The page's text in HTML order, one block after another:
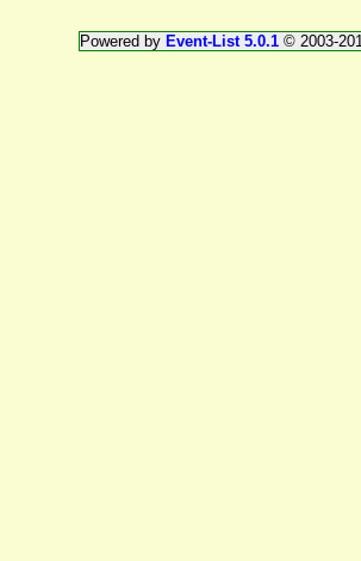
Powered by Event-List 5.0.1© 2003-